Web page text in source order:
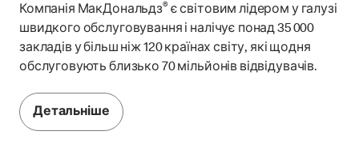
Компанія МакДональдз® є світовим лідером у галузі
швидкого обслуговування і налічує понад 35 000
закладів у більш ніж 120 країнах світу, які щодня
обслуговують близько 70 мільйонів відвідувачів.
Детальніше